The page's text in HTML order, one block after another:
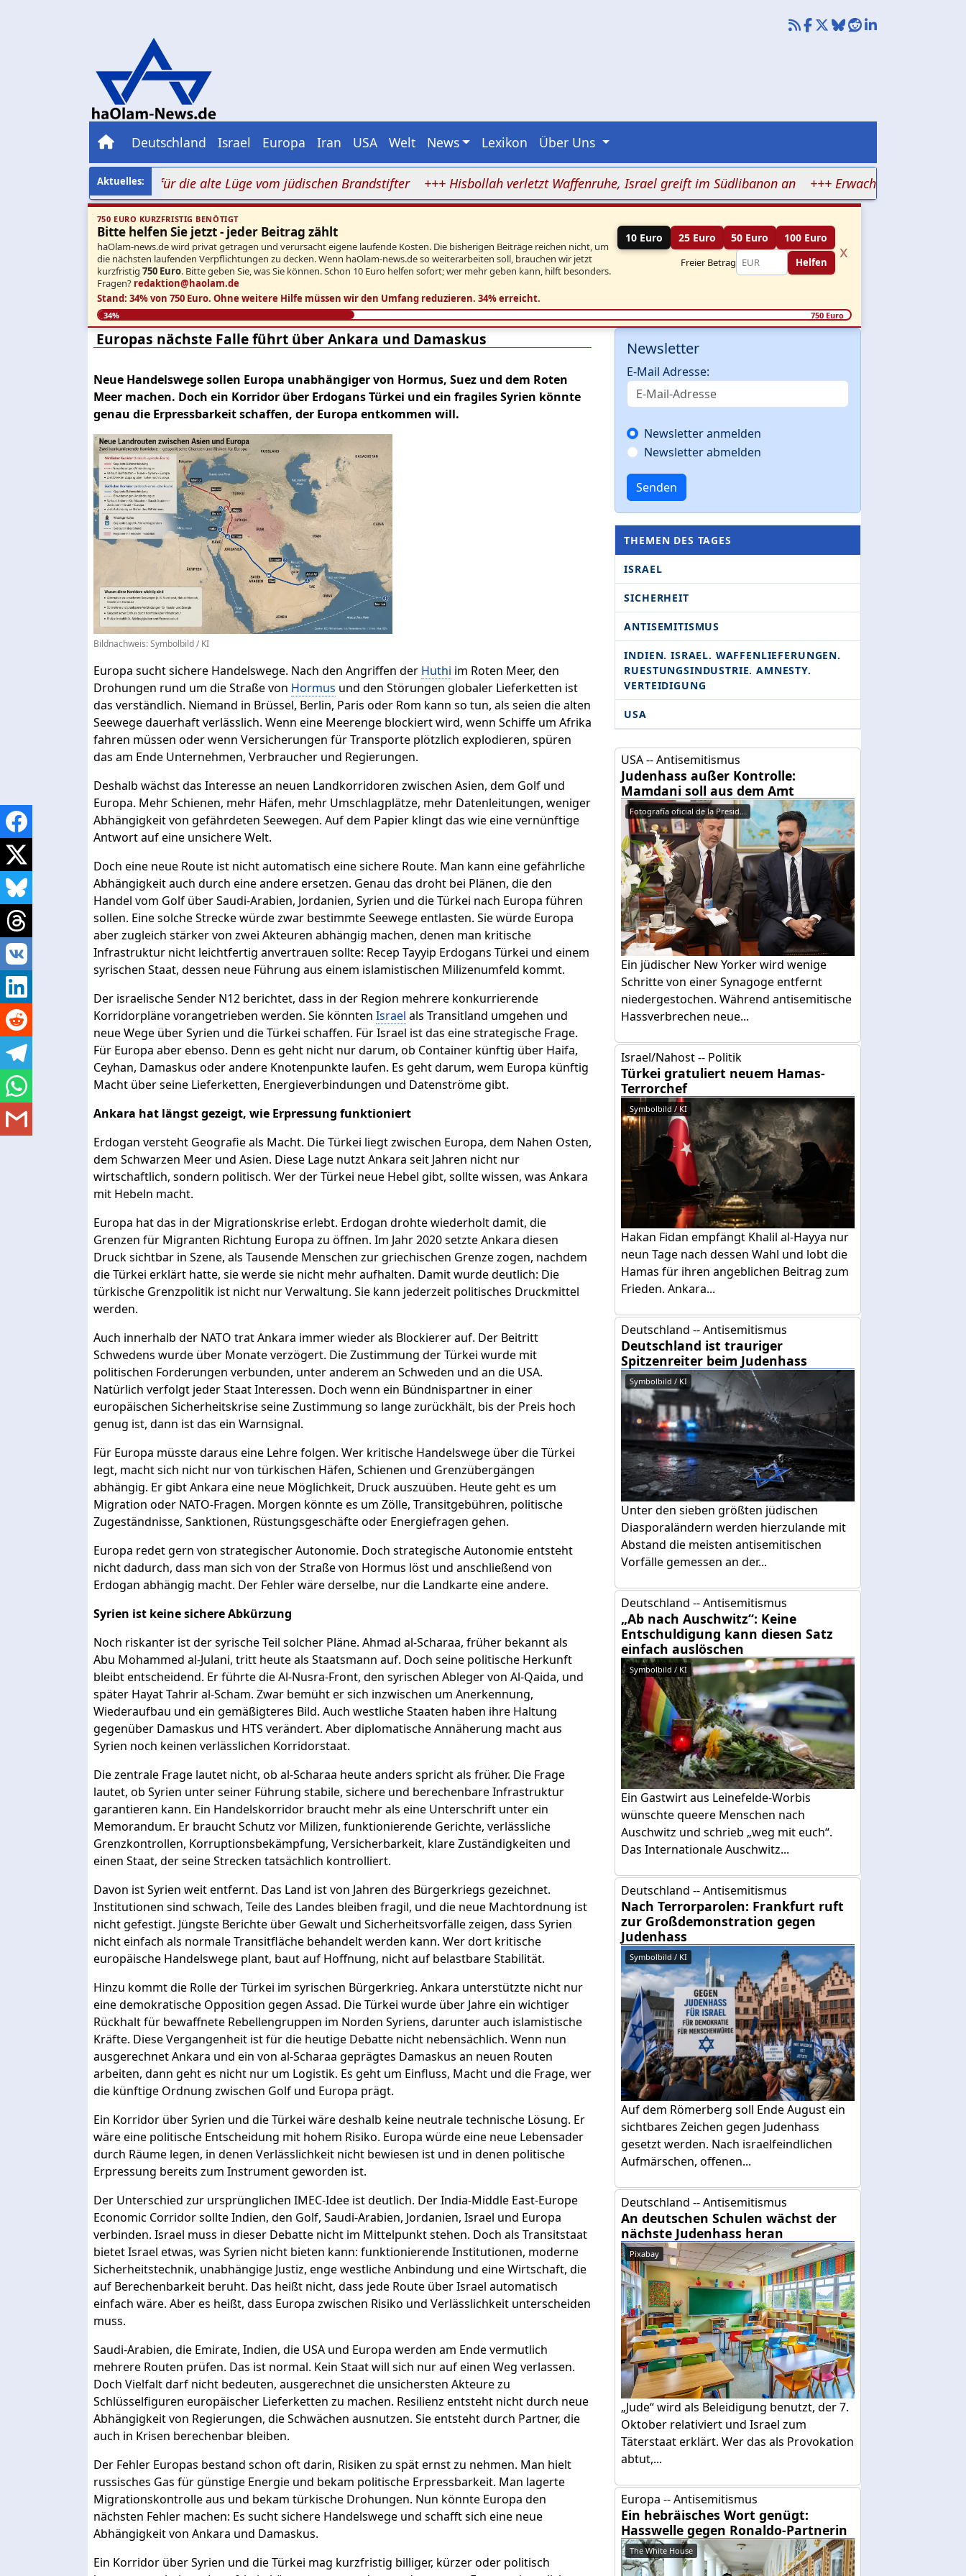
Deutschland Israel Europa Iran USA Welt News Lexikon Über Uns
Millionen Aufrufe für die alte Lüge vom jüdischen Brandstifter +++ Hisbollah verletzt Waffenruhe, Israel greift im Südlibanon an +++ Erwachsene drillen Kinder
750 EURO KURZFRISTIG BENÖTIGT
Bitte helfen Sie jetzt - jeder Beitrag zählt
haOlam-news.de wird privat getragen und verursacht eigene laufende Kosten. Die bisherigen Beiträge reichen nicht, um
die nächsten laufenden Verpflichtungen zu decken. Wenn haOlam-news.de so weiterarbeiten soll, brauchen wir jetzt
kurzfristig 750 Euro. Bitte geben Sie, was Sie können. Schon 10 Euro helfen sofort; wer mehr geben kann, hilft besonders.
Fragen? redaktion@haolam.de
10 Euro 25 Euro 50 Euro 100 Euro
Freier Betrag Helfen
x
Stand: 34% von 750 Euro. Ohne weitere Hilfe müssen wir den Umfang reduzieren. 34% erreicht.
34% 750 Euro
Europas nächste Falle führt über Ankara und Damaskus
Neue Handelswege sollen Europa unabhängiger von Hormus, Suez und dem Roten
Meer machen. Doch ein Korridor über Erdogans Türkei und ein fragiles Syrien könnte
genau die Erpressbarkeit schaffen, der Europa entkommen will.
Bildnachweis: Symbolbild / KI
Europa sucht sichere Handelswege. Nach den Angriffen der Huthi im Roten Meer, den
Drohungen rund um die Straße von Hormus und den Störungen globaler Lieferketten ist
das verständlich. Niemand in Brüssel, Berlin, Paris oder Rom kann so tun, als seien die alten
Seewege dauerhaft verlässlich. Wenn eine Meerenge blockiert wird, wenn Schiffe um Afrika
fahren müssen oder wenn Versicherungen für Transporte plötzlich explodieren, spüren
das am Ende Unternehmen, Verbraucher und Regierungen.
Deshalb wächst das Interesse an neuen Landkorridoren zwischen Asien, dem Golf und
Europa. Mehr Schienen, mehr Häfen, mehr Umschlagplätze, mehr Datenleitungen, weniger
Abhängigkeit von gefährdeten Seewegen. Auf dem Papier klingt das wie eine vernünftige
Antwort auf eine unsichere Welt.
Doch eine neue Route ist nicht automatisch eine sichere Route. Man kann eine gefährliche
Abhängigkeit auch durch eine andere ersetzen. Genau das droht bei Plänen, die den
Handel vom Golf über Saudi-Arabien, Jordanien, Syrien und die Türkei nach Europa führen
sollen. Eine solche Strecke würde zwar bestimmte Seewege entlasten. Sie würde Europa
aber zugleich stärker von zwei Akteuren abhängig machen, denen man kritische
Infrastruktur nicht leichtfertig anvertrauen sollte: Recep Tayyip Erdogans Türkei und einem
syrischen Staat, dessen neue Führung aus einem islamistischen Milizenumfeld kommt.
Der israelische Sender N12 berichtet, dass in der Region mehrere konkurrierende
Korridorpläne vorangetrieben werden. Sie könnten Israel als Transitland umgehen und
neue Wege über Syrien und die Türkei schaffen. Für Israel ist das eine strategische Frage.
Für Europa aber ebenso. Denn es geht nicht nur darum, ob Container künftig über Haifa,
Ceyhan, Damaskus oder andere Knotenpunkte laufen. Es geht darum, wem Europa künftig
Macht über seine Lieferketten, Energieverbindungen und Datenströme gibt.
Ankara hat längst gezeigt, wie Erpressung funktioniert
Erdogan versteht Geografie als Macht. Die Türkei liegt zwischen Europa, dem Nahen Osten,
dem Schwarzen Meer und Asien. Diese Lage nutzt Ankara seit Jahren nicht nur
wirtschaftlich, sondern politisch. Wer der Türkei neue Hebel gibt, sollte wissen, was Ankara
mit Hebeln macht.
Europa hat das in der Migrationskrise erlebt. Erdogan drohte wiederholt damit, die
Grenzen für Migranten Richtung Europa zu öffnen. Im Jahr 2020 setzte Ankara diesen
Druck sichtbar in Szene, als Tausende Menschen zur griechischen Grenze zogen, nachdem
die Türkei erklärt hatte, sie werde sie nicht mehr aufhalten. Damit wurde deutlich: Die
türkische Grenzpolitik ist nicht nur Verwaltung. Sie kann jederzeit politisches Druckmittel
werden.
Auch innerhalb der NATO trat Ankara immer wieder als Blockierer auf. Der Beitritt
Schwedens wurde über Monate verzögert. Die Zustimmung der Türkei wurde mit
politischen Forderungen verbunden, unter anderem an Schweden und an die USA.
Natürlich verfolgt jeder Staat Interessen. Doch wenn ein Bündnispartner in einer
europäischen Sicherheitskrise seine Zustimmung so lange zurückhält, bis der Preis hoch
genug ist, dann ist das ein Warnsignal.
Für Europa müsste daraus eine Lehre folgen. Wer kritische Handelswege über die Türkei
legt, macht sich nicht nur von türkischen Häfen, Schienen und Grenzübergängen
abhängig. Er gibt Ankara eine neue Möglichkeit, Druck auszuüben. Heute geht es um
Migration oder NATO-Fragen. Morgen könnte es um Zölle, Transitgebühren, politische
Zugeständnisse, Sanktionen, Rüstungsgeschäfte oder Energiefragen gehen.
Europa redet gern von strategischer Autonomie. Doch strategische Autonomie entsteht
nicht dadurch, dass man sich von der Straße von Hormus löst und anschließend von
Erdogan abhängig macht. Der Fehler wäre derselbe, nur die Landkarte eine andere.
Syrien ist keine sichere Abkürzung
Noch riskanter ist der syrische Teil solcher Pläne. Ahmad al-Scharaa, früher bekannt als
Abu Mohammed al-Julani, tritt heute als Staatsmann auf. Doch seine politische Herkunft
bleibt entscheidend. Er führte die Al-Nusra-Front, den syrischen Ableger von Al-Qaida, und
später Hayat Tahrir al-Scham. Zwar bemüht er sich inzwischen um Anerkennung,
Wiederaufbau und ein gemäßigteres Bild. Auch westliche Staaten haben ihre Haltung
gegenüber Damaskus und HTS verändert. Aber diplomatische Annäherung macht aus
Syrien noch keinen verlässlichen Korridorstaat.
Die zentrale Frage lautet nicht, ob al-Scharaa heute anders spricht als früher. Die Frage
lautet, ob Syrien unter seiner Führung stabile, sichere und berechenbare Infrastruktur
garantieren kann. Ein Handelskorridor braucht mehr als eine Unterschrift unter ein
Memorandum. Er braucht Schutz vor Milizen, funktionierende Gerichte, verlässliche
Grenzkontrollen, Korruptionsbekämpfung, Versicherbarkeit, klare Zuständigkeiten und
einen Staat, der seine Strecken tatsächlich kontrolliert.
Davon ist Syrien weit entfernt. Das Land ist von Jahren des Bürgerkriegs gezeichnet.
Institutionen sind schwach, Teile des Landes bleiben fragil, und die neue Machtordnung ist
nicht gefestigt. Jüngste Berichte über Gewalt und Sicherheitsvorfälle zeigen, dass Syrien
nicht einfach als normale Transitfläche behandelt werden kann. Wer dort kritische
europäische Handelswege plant, baut auf Hoffnung, nicht auf belastbare Stabilität.
Hinzu kommt die Rolle der Türkei im syrischen Bürgerkrieg. Ankara unterstützte nicht nur
eine demokratische Opposition gegen Assad. Die Türkei wurde über Jahre ein wichtiger
Rückhalt für bewaffnete Rebellengruppen im Norden Syriens, darunter auch islamistische
Kräfte. Diese Vergangenheit ist für die heutige Debatte nicht nebensächlich. Wenn nun
ausgerechnet Ankara und ein von al-Scharaa geprägtes Damaskus an neuen Routen
arbeiten, dann geht es nicht nur um Logistik. Es geht um Einfluss, Macht und die Frage, wer
die künftige Ordnung zwischen Golf und Europa prägt.
Ein Korridor über Syrien und die Türkei wäre deshalb keine neutrale technische Lösung. Er
wäre eine politische Entscheidung mit hohem Risiko. Europa würde eine neue Lebensader
durch Räume legen, in denen Verlässlichkeit nicht bewiesen ist und in denen politische
Erpressung bereits zum Instrument geworden ist.
Der Unterschied zur ursprünglichen IMEC-Idee ist deutlich. Der India-Middle East-Europe
Economic Corridor sollte Indien, den Golf, Saudi-Arabien, Jordanien, Israel und Europa
verbinden. Israel muss in dieser Debatte nicht im Mittelpunkt stehen. Doch als Transitstaat
bietet Israel etwas, was Syrien nicht bieten kann: funktionierende Institutionen, moderne
Sicherheitstechnik, unabhängige Justiz, enge westliche Anbindung und eine Wirtschaft, die
auf Berechenbarkeit beruht. Das heißt nicht, dass jede Route über Israel automatisch
einfach wäre. Aber es heißt, dass Europa zwischen Risiko und Verlässlichkeit unterscheiden
muss.
Saudi-Arabien, die Emirate, Indien, die USA und Europa werden am Ende vermutlich
mehrere Routen prüfen. Das ist normal. Kein Staat will sich nur auf einen Weg verlassen.
Doch Vielfalt darf nicht bedeuten, ausgerechnet die unsichersten Akteure zu
Schlüsselfiguren europäischer Lieferketten zu machen. Resilienz entsteht nicht durch neue
Abhängigkeit von Regierungen, die Schwächen ausnutzen. Sie entsteht durch Partner, die
auch in Krisen berechenbar bleiben.
Der Fehler Europas bestand schon oft darin, Risiken zu spät ernst zu nehmen. Man hielt
russisches Gas für günstige Energie und bekam politische Erpressbarkeit. Man lagerte
Migrationskontrolle aus und bekam türkische Drohungen. Nun könnte Europa den
nächsten Fehler machen: Es sucht sichere Handelswege und schafft sich eine neue
Abhängigkeit von Ankara und Damaskus.
Ein Korridor über Syrien und die Türkei mag kurzfristig billiger, kürzer oder politisch
Newsletter
E-Mail Adresse:
Newsletter anmelden
Newsletter abmelden
Senden
THEMEN DES TAGES
ISRAEL
SICHERHEIT
ANTISEMITISMUS
INDIEN. ISRAEL. WAFFENLIEFERUNGEN.
RU­ESTUNGSINDUSTRIE. AMNESTY.
VERTEIDIGUNG
USA
USA -- Antisemitismus
Judenhass außer Kontrolle:
Mamdani soll aus dem Amt
Fotografía oficial de la Presid...
Ein jüdischer New Yorker wird wenige
Schritte von einer Synagoge entfernt
niedergestochen. Während antisemitische
Hassverbrechen neue...
Israel/Nahost -- Politik
Türkei gratuliert neuem Hamas-
Terrorchef
Symbolbild / KI
Hakan Fidan empfängt Khalil al-Hayya nur
neun Tage nach dessen Wahl und lobt die
Hamas für ihren angeblichen Beitrag zum
Frieden. Ankara...
Deutschland -- Antisemitismus
Deutschland ist trauriger
Spitzenreiter beim Judenhass
Symbolbild / KI
Unter den sieben größten jüdischen
Diasporaländern werden hierzulande mit
Abstand die meisten antisemitischen
Vorfälle gemessen an der...
Deutschland -- Antisemitismus
„Ab nach Auschwitz“: Keine
Entschuldigung kann diesen Satz
einfach auslöschen
Symbolbild / KI
Ein Gastwirt aus Leinefelde-Worbis
wünschte queere Menschen nach
Auschwitz und schrieb „weg mit euch“.
Das Internationale Auschwitz...
Deutschland -- Antisemitismus
Nach Terrorparolen: Frankfurt ruft
zur Großdemonstration gegen
Judenhass
Symbolbild / KI
Auf dem Römerberg soll Ende August ein
sichtbares Zeichen gegen Judenhass
gesetzt werden. Nach israelfeindlichen
Aufmärschen, offenen...
Deutschland -- Antisemitismus
An deutschen Schulen wächst der
nächste Judenhass heran
Pixabay
„Jude“ wird als Beleidigung benutzt, der 7.
Oktober relativiert und Israel zum
Täterstaat erklärt. Wer das als Provokation
abtut,...
Europa -- Antisemitismus
Ein hebräisches Wort genügt:
Hasswelle gegen Ronaldo-Partnerin
The White House